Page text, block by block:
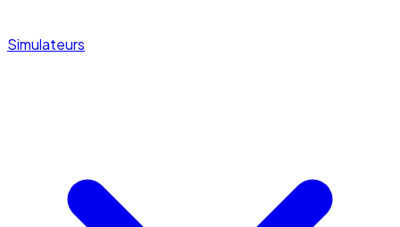
Simulateurs